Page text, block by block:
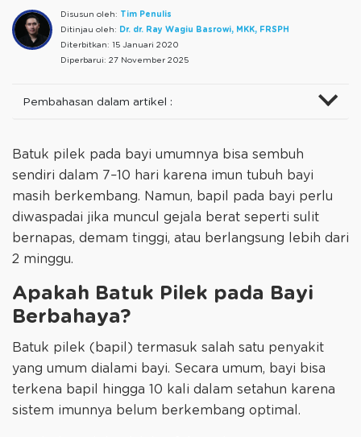
Disusun oleh: Tim Penulis
Ditinjau oleh: Dr. dr. Ray Wagiu Basrowi, MKK, FRSPH
Diterbitkan: 15 Januari 2020
Diperbarui: 27 November 2025
Pembahasan dalam artikel :
Batuk pilek pada bayi umumnya bisa sembuh
sendiri dalam 7–10 hari karena imun tubuh bayi
masih berkembang. Namun, bapil pada bayi perlu
diwaspadai jika muncul gejala berat seperti sulit
bernapas, demam tinggi, atau berlangsung lebih dari
2 minggu.
Apakah Batuk Pilek pada Bayi
Berbahaya?
Batuk pilek (bapil) termasuk salah satu penyakit
yang umum dialami bayi. Secara umum, bayi bisa
terkena bapil hingga 10 kali dalam setahun karena
sistem imunnya belum berkembang optimal.